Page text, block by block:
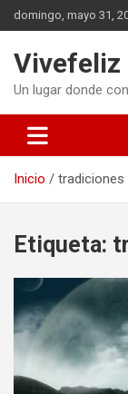
Saltar
al
domingo, mayo 31,
Vivefeliz
Un lugar donde
Inicio tradiciones
Etiqueta: